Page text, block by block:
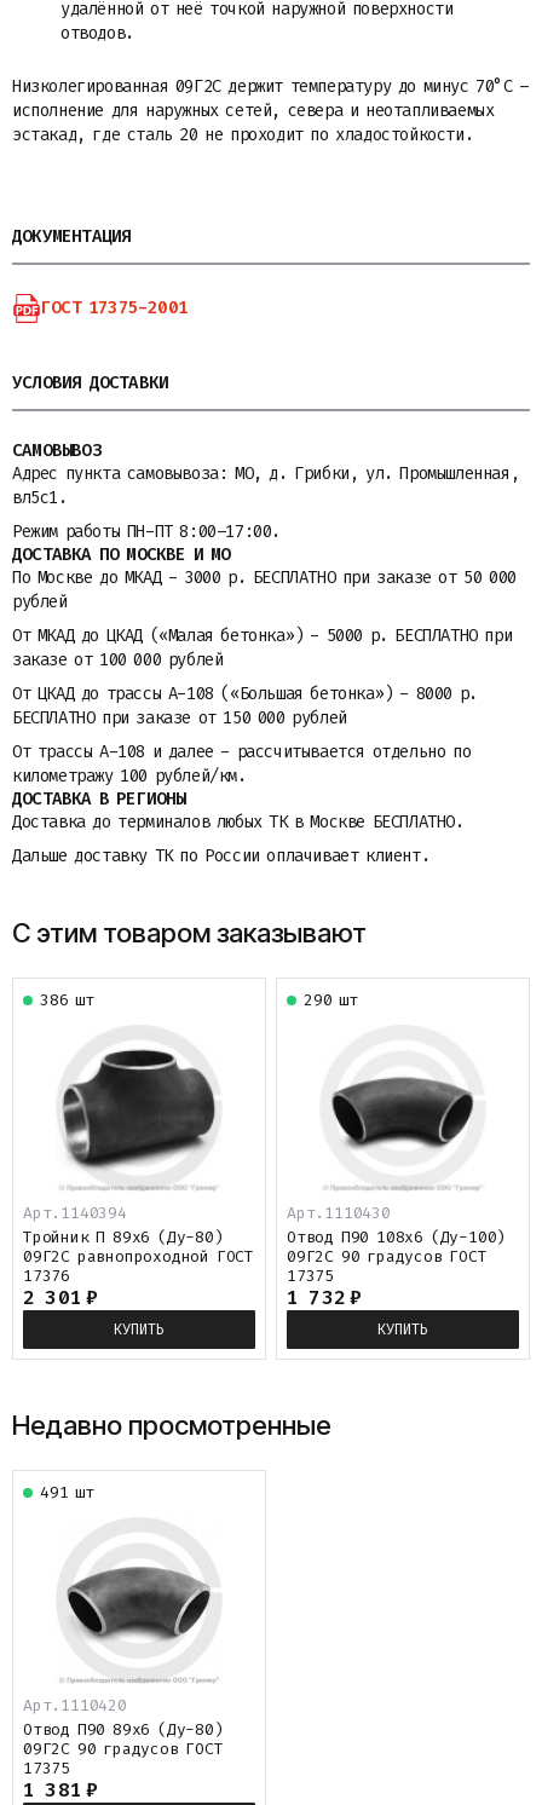
удалённой от неё точкой наружной поверхности
отводов.
Низколегированная 09Г2С держит температуру до минус 70°С –
исполнение для наружных сетей, севера и неотапливаемых
эстакад, где сталь 20 не проходит по хладостойкости.
ДОКУМЕНТАЦИЯ
ГОСТ 17375-2001
УСЛОВИЯ ДОСТАВКИ
САМОВЫВОЗ
Адрес пункта самовывоза: МО, д. Грибки, ул. Промышленная,
вл5с1.
Режим работы ПН-ПТ 8:00–17:00.
ДОСТАВКА ПО МОСКВЕ И МО
По Москве до МКАД - 3000 р. БЕСПЛАТНО при заказе от 50 000
рублей
От МКАД до ЦКАД («Малая бетонка») - 5000 р. БЕСПЛАТНО при
заказе от 100 000 рублей
От ЦКАД до трассы A-108 («Большая бетонка») - 8000 р.
БЕСПЛАТНО при заказе от 150 000 рублей
От трассы A-108 и далее - рассчитывается отдельно по
километражу 100 рублей/км.
ДОСТАВКА В РЕГИОНЫ
Доставка до терминалов любых ТК в Москве БЕСПЛАТНО.
Дальше доставку ТК по России оплачивает клиент.
С этим товаром заказывают
Арт.1140394
386 шт
Тройник П 89х6 (Ду-80)
09Г2С равнопроходной ГОСТ
17376
2 301 ₽
КУПИТЬ
Арт.1110430
290 шт
Отвод П90 108х6 (Ду-100)
09Г2С 90 градусов ГОСТ
17375
1 732₽
КУПИТЬ
Недавно просмотренные
Арт. 1110420
491 шт
Отвод П90 89х6 (Ду-80)
09Г2С 90 градусов ГОСТ
17375
1 381 ₽